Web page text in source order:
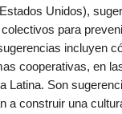
Unidos),
para
incluyen
cooperativas, en
Latina. Son
a construir una